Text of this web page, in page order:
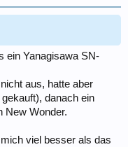
ein Yanagisawa SN-
aus, hatte aber
danach ein
New Wonder.
viel besser als das